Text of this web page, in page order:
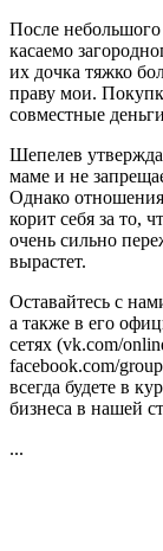
После
касаемо
их дочка тяжко
праву мои.
совместные
Шепелев
маме и не
Однако
корит себя за то,
очень сильно
вырастет.
Оставайтесь с
а также в его
сетях (vk.com/
facebook.com/
всегда будете в
бизнеса в нашей
...